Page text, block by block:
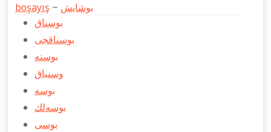
boşayış ~ بوشايش
بوسناق
بوسناقجی
بوسنه
وسنياق
بوسه
بوسه‌لك
بوسی